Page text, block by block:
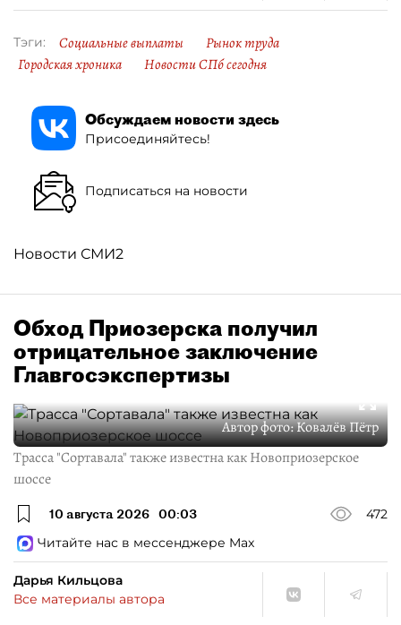
Тэги: Социальные выплаты
Рынок труда
Городская хроника
Новости СПб сегодня
Обсуждаем новости здесь
Присоединяйтесь!
Подписаться на новости
Новости СМИ2
Обход Приозерска получил
отрицательное заключение
Главгосэкспертизы
Автор фото:Ковалёв Пётр
Трасса "Сортавала" также известна как Новоприозерское
шоссе
10 августа 2026 00:03
472
Читайте нас в мессенджере Max
Дарья Кильцова
Все материалы автора